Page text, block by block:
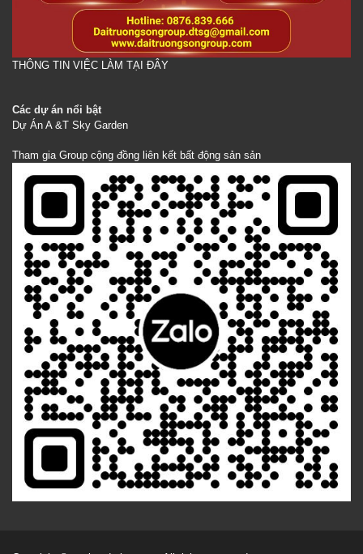
THÔNG TIN VIỆC LÀM TẠI ĐÂY
Các dự án nổi bật
Dự Án A &T Sky Garden
Tham gia Group cộng đồng liên kết bất động sản sản